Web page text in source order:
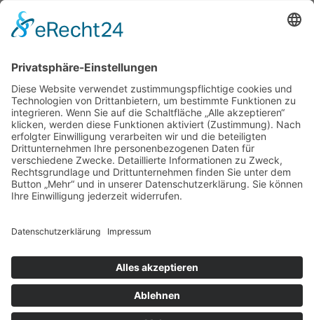
Contact Us
Use the form below to contact us!
Compare